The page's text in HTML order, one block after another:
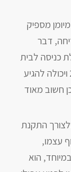
מספיק
דבר
כניסה לבית
יכולה להתחיל ממחיר של 2,500₪ ויכולה להגיע
לכן חשוב מאוד
התקנת
עצמו,
הוא